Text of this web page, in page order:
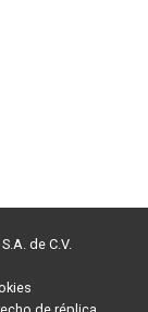
de C.V.